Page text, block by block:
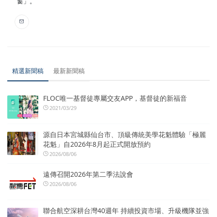
精選新聞稿 最新新聞稿
FLOC唯一基督徒專屬交友APP，基督徒的新福音
2021/03/29
源自日本宮城縣仙台市、頂級傳統美學花魁體驗「極麗
花魁」自2026年8月起正式開放預約
2026/08/06
遠傳召開2026年第二季法說會
2026/08/06
聯合航空深耕台灣40週年 持續投資市場、升級機隊並強